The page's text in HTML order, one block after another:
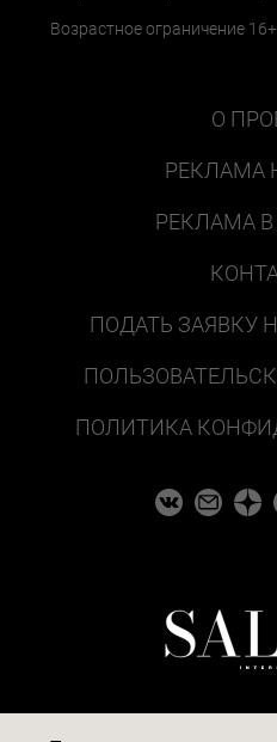
Возрастное ограничение 16+
О
РЕКЛАМА
РЕКЛАМА
ПОДАТЬ ЗАЯВКУ
ПОЛИТИКА